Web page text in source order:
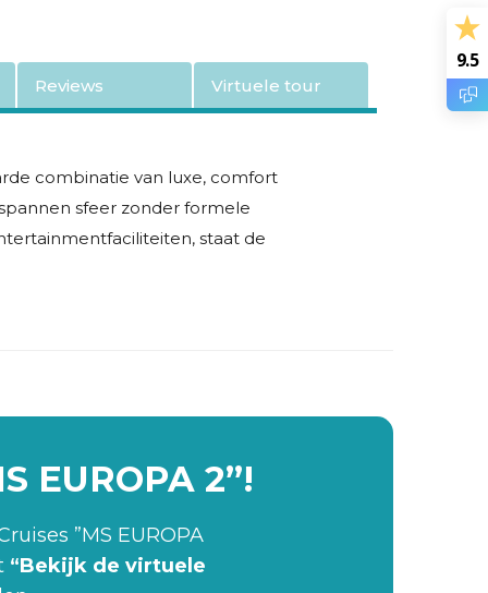
Reviews Virtuele tour
combinatie van luxe, comfort
sfeer zonder formele
staat de
EUROPA 2”!
”MS EUROPA
“Bekijk de virtuele
9.5